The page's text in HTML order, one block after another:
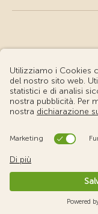
©
Condizioni